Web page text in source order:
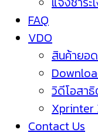
FAQ
VDO
สินค้ายอ
วิดีโอสาธิ
Xprinter
Contact Us